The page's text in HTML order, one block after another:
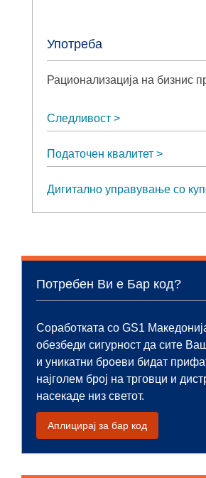
Употреба
Рационализација на бизнис
Следливост
Податочен квалитет
Дигитално управување со
Потребен Ви е Бар код?
Соработката со GS1
обезбеди сигурност да сите
и уникатни броеви бидат
најголем број на трговци и
насекаде низ светот.
Аплицирај за бар код